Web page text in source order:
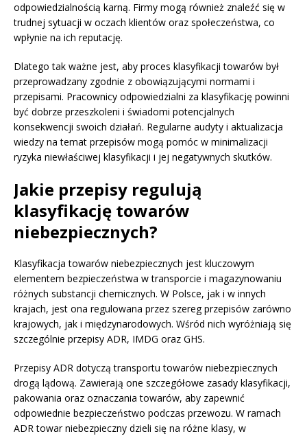
odpowiedzialnością karną. Firmy mogą również znaleźć się w
trudnej sytuacji w oczach klientów oraz społeczeństwa, co
wpłynie na ich reputację.
Dlatego tak ważne jest, aby proces klasyfikacji towarów był
przeprowadzany zgodnie z obowiązującymi normami i
przepisami. Pracownicy odpowiedzialni za klasyfikację powinni
być dobrze przeszkoleni i świadomi potencjalnych
konsekwencji swoich działań. Regularne audyty i aktualizacja
wiedzy na temat przepisów mogą pomóc w minimalizacji
ryzyka niewłaściwej klasyfikacji i jej negatywnych skutków.
Jakie przepisy regulują
klasyfikację towarów
niebezpiecznych?
Klasyfikacja towarów niebezpiecznych jest kluczowym
elementem bezpieczeństwa w transporcie i magazynowaniu
różnych substancji chemicznych. W Polsce, jak i w innych
krajach, jest ona regulowana przez szereg przepisów zarówno
krajowych, jak i międzynarodowych. Wśród nich wyróżniają się
szczególnie przepisy ADR, IMDG oraz GHS.
Przepisy ADR dotyczą transportu towarów niebezpiecznych
drogą lądową. Zawierają one szczegółowe zasady klasyfikacji,
pakowania oraz oznaczania towarów, aby zapewnić
odpowiednie bezpieczeństwo podczas przewozu. W ramach
ADR towar niebezpieczny dzieli się na różne klasy, w